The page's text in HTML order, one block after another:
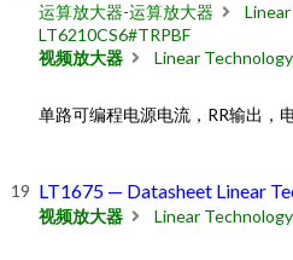
运算放大器-运算放大器
LT6210CS6#TRPBF
视频放大器
Linear Technology
单路可编程电源电流，RR输出，
LT1675 — Datasheet Linear
视频放大器 Linear Technology